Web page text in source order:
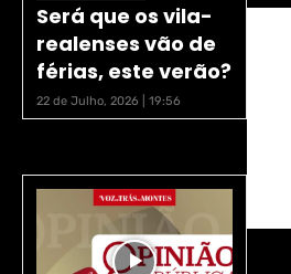
Será que os vila-
realenses vão de
férias, este verão?
22 de Julho, 2026 | 19:56